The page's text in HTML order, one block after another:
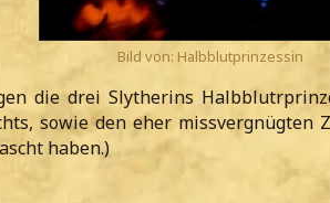
Bild von: Halbblutprinzessin
die drei Slytherins
sowie den eher missvergnügten
haben.)